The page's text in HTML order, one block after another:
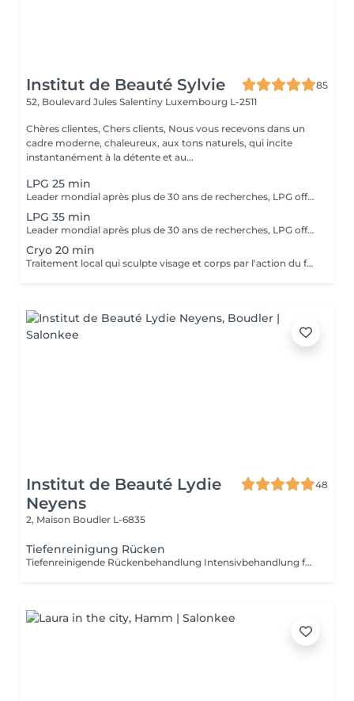
Institut de Beauté Sylvie
85
52, Boulevard Jules Salentiny Luxembourg L-2511
Chères clientes, Chers clients, Nous vous recevons dans un
cadre moderne, chaleureux, aux tons naturels, qui incite
instantanément à la détente et au...
LPG 25 min
Leader mondial après plus de 30 ans de recherches, LPG offre un procédé 100% naturel pour relancer l'activité cellulaire endormie au coeur de notre peau. C'est une technique indolore et agréable, qui permet de déstocker les graisses résistantes, de raffermir la peau et de lisser l'aspect peau d'orange.
LPG 35 min
Leader mondial après plus de 30 ans de recherches, LPG offre un procédé 100% naturel pour relancer l'activité cellulaire endormie au coeur de notre peau. C'est une technique indolore et agréable, qui permet de déstocker les graisses résistantes, de raffermir la peau et de lisser l'aspect peau d'orange.
Cryo 20 min
Traitement local qui sculpte visage et corps par l'action du froid allant jusqu'à -10 degrés, avec effets immédiats et durables. Pour le corps, élimination de la cellulite localisée, diminution graisseuses, drainage, tonification et raffermissement musculaire, remodelage et amincissement. Pour le visage, effet anti-âge grâce au raffermissement des tissus, à la réduction des rides et à l'effacement du double menton.
Institut de Beauté Lydie
Neyens
48
2, Maison Boudler L-6835
Tiefenreinigung Rücken
Tiefenreinigende Rückenbehandlung Intensivbehandlung für den Rücken für Sie und Ihn. Diese häufig vernachlässigte Körperpartie wird gepeelt, ausgereinigt und mit einer beruhigenden Rückenmaske abgeschlossen.